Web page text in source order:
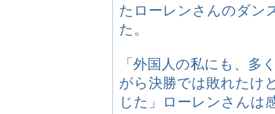
たローレンさんのダン
た。
「外国人の私にも、多
がら決勝では敗れたけ
じた」ローレンさんは